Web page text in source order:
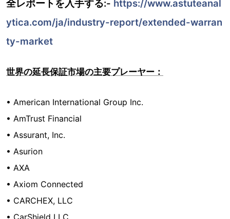
全レポートを入手する:- https://www.astuteanal
ytica.com/ja/industry-report/extended-warran
ty-market
世界の延長保証市場の主要プレーヤー：
• American International Group Inc.
• AmTrust Financial
• Assurant, Inc.
• Asurion
• AXA
• Axiom Connected
• CARCHEX, LLC
• CarShield LLC